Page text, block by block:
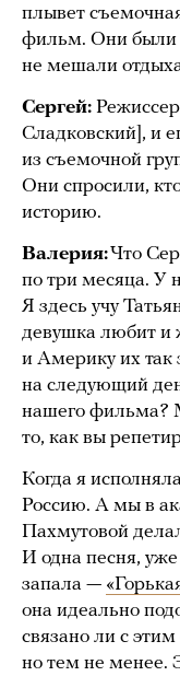
плывет
фильм. Они были
не мешали
Сергей:
Сладковский], и
из съемочной
Они спросили,
историю.
Валерия:Что
по три месяца. У
Я здесь учу
девушка любит и
и Америку их так
на следующий
нашего фильма?
то, как вы
Когда я
Россию. А мы в
Пахмутовой
И одна песня,
запала —
она идеально
связано ли с
но тем не менее.